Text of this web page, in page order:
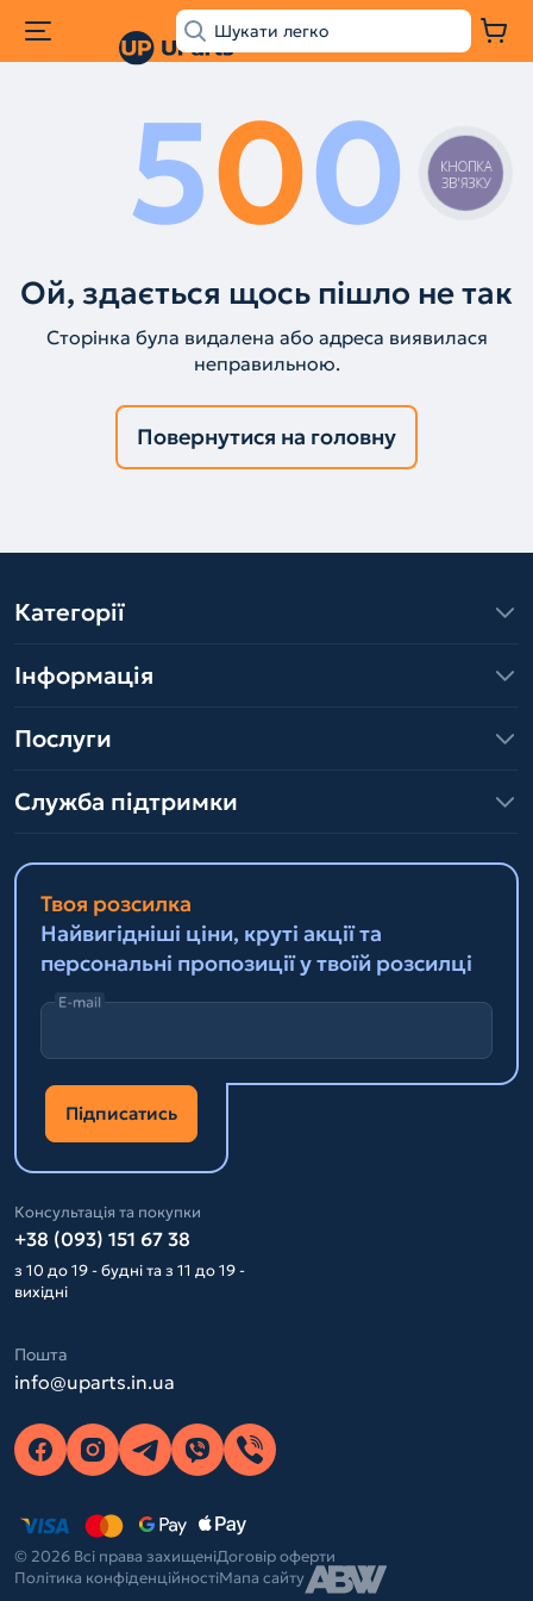
500
Ой, здається щось пішло не так
Сторінка була видалена або адреса виявилася
неправильною.
Повернутися на головну
Категорії
Інформація
Послуги
Служба підтримки
Твоя розсилка
Найвигідніші ціни, круті акції та
персональні пропозиції у твоїй розсилці
E-mail
Підписатись
Консультація та покупки
+38 (093) 151 67 38
з 10 до 19 - будні та з 11 до 19 -
вихідні
Пошта
info@uparts.in.ua
© 2026 Всі права захищеніДоговір оферти
Політика конфіденційностіМапа сайту
КНОПКА
ЗВ'ЯЗКУ